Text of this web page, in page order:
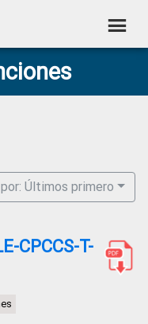
Últimos primero
CPCCS-T-